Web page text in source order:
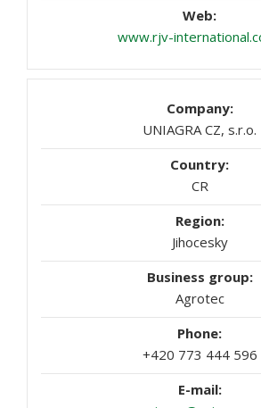
www.rjv-
UNIAGRA CZ, s.r.o.
CR
Jihocesky
Agrotec
+420 773 444 596